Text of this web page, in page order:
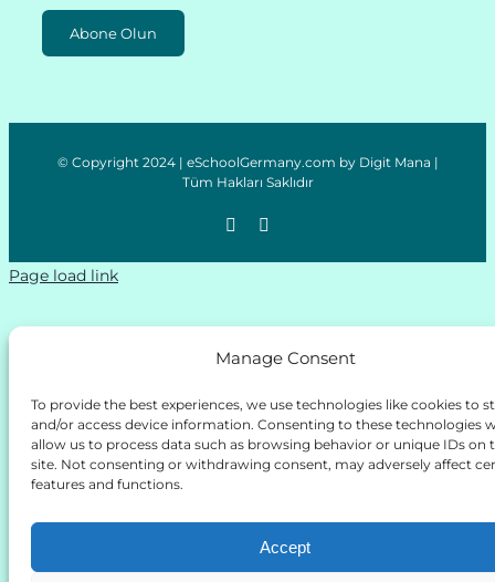
Manage Consent
To provide the best experiences, we use technologies like cookies to
and/or access device information. Consenting to these technologies
allow us to process data such as browsing behavior or unique IDs on
site. Not consenting or withdrawing consent, may adversely affect
features and functions.
Accept
Abone Olun
© Copyright 2024 | eSchoolGermany.com by Digit Mana |
Tüm Hakları Saklıdır
Page load link